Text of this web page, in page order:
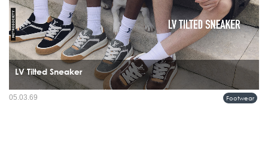
LV Tilted Sneaker
เปิดตัวครั้งแรกในพรีวิวคอลเลคชั่นผู้ชาย Spring/Summer 2026 ก่อนจะปรากฏตัวบน
รันเวย์เต็มรูปแบบ และกลายเป็นหนึ่งในไอเทมที่ถูกพูดถึงมากที่สุดของซีซัน ไม่ใช่
Footwear
05.03.69